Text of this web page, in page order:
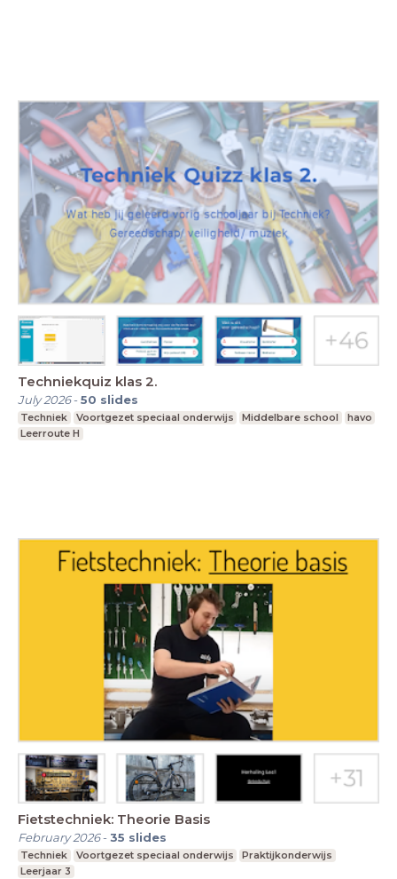
Techniekquiz klas 2.
July 2026-50 slides
Techniek Voortgezet speciaal onderwijs Middelbare school
havo
Leerroute H
Fietstechniek: Theorie Basis
February 2026-35 slides
Techniek Voortgezet speciaal onderwijs
Praktijkonderwijs
Leerjaar 3